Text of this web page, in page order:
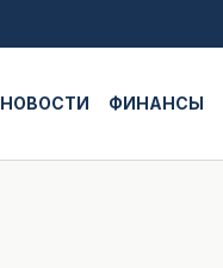
НОВОСТИ ФИНАНСЫ